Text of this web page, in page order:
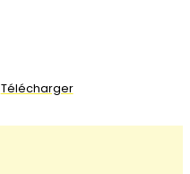
Télécharger